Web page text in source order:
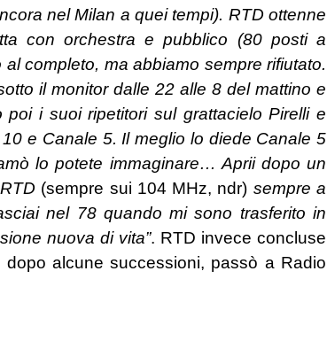
nel Milan a quei tempi). RTD ottenne
con orchestra e pubblico (80 posti a
completo, ma abbiamo sempre rifiutato.
il monitor dalle 22 alle 8 del mattino e
i suoi ripetitori sul grattacielo Pirelli e
e Canale 5. Il meglio lo diede Canale 5
lo potete immaginare… Aprii dopo un
(sempre sui 104 MHz, ndr) sempre a
nel 78 quando mi sono trasferito in
nuova di vita”. RTD invece concluse
alcune successioni, passò a Radio